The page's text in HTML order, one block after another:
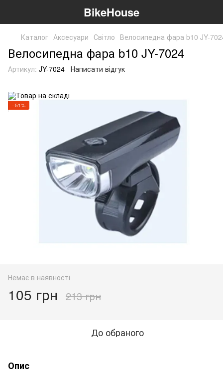
BikeHouse
Каталог Аксесуари Світло Велосипедна фара b10 JY-
Велосипедна фара b10 JY-7024
Артикул: JY-7024 Написати відгук
−51%
Немає в наявності
105 грн 213 грн
До обраного
Опис